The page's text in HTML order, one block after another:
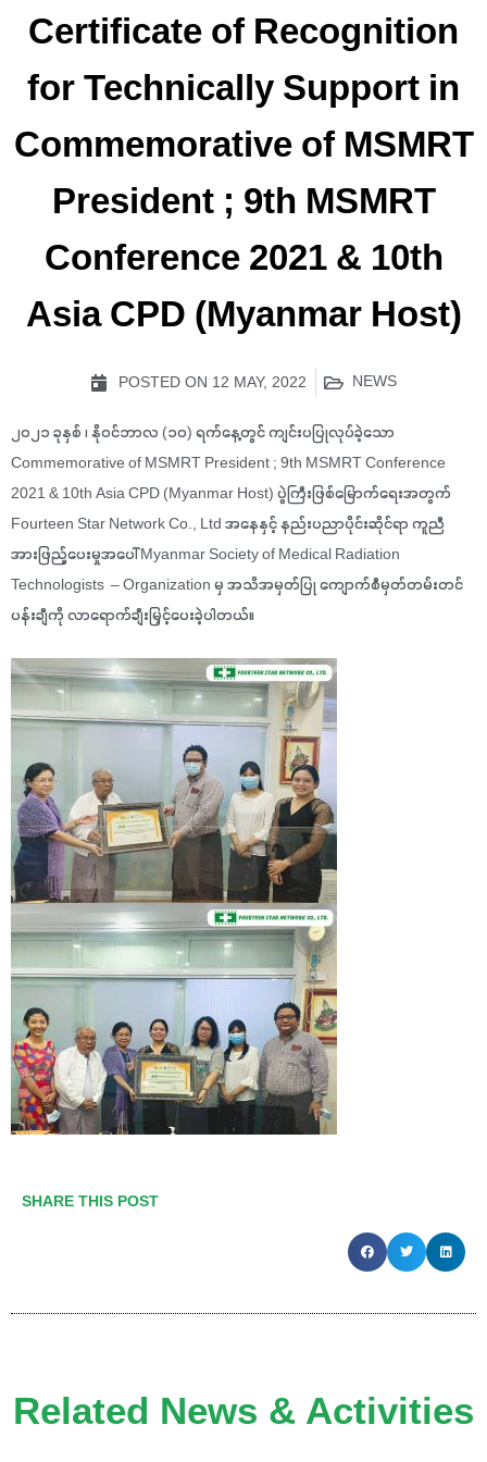
Certificate of Recognition
for Technically Support in
Commemorative of MSMRT
President ; 9th MSMRT
Conference 2021 & 10th
Asia CPD (Myanmar Host)
POSTED ON 12 MAY, 2022 NEWS
၂၀၂၁ ခုနှစ် ၊ နိုဝင်ဘာလ (၁၀) ရက်နေ့တွင် ကျင်းပပြုလုပ်ခဲ့သော
Commemorative of MSMRT President ; 9th MSMRT Conference
2021 & 10th Asia CPD (Myanmar Host) ပွဲကြီးဖြစ်မြောက်ရေးအတွက်
Fourteen Star Network Co., Ltd အနေနှင့် နည်းပညာပိုင်းဆိုင်ရာ ကူညီ
အားဖြည့်ပေးမှုအပေါ် Myanmar Society of Medical Radiation
Technologists – Organization မှ အသိအမှတ်ပြု ကျောက်စီမှတ်တမ်းတင်
ပန်းချီကို လာရောက်ချီးမြှင့်ပေးခဲ့ပါတယ်။
SHARE THIS POST
Related News & Activities